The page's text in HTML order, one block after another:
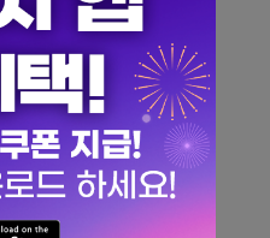
버클리 파워스트레이트 훅
3,000원
17% 2,500 원